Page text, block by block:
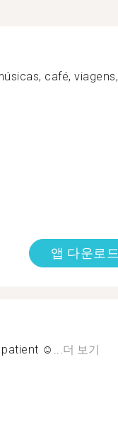
café, viagens,
앱 다운로드
patient ☺...더 보기